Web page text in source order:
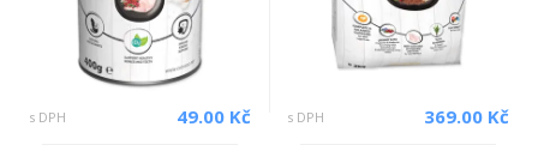
s DPH 49.00 Kč s DPH 369.00 Kč